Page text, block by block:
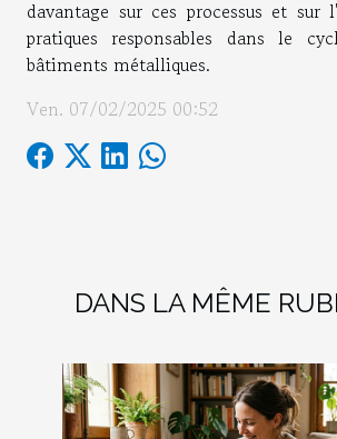
davantage sur ces processus et sur
pratiques responsables dans le
bâtiments métalliques.
Ven. 07/02/2025 00:52
DANS LA MÊME